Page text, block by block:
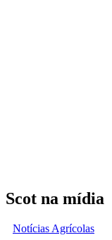
Scot na mídia
Notícias Agrícolas